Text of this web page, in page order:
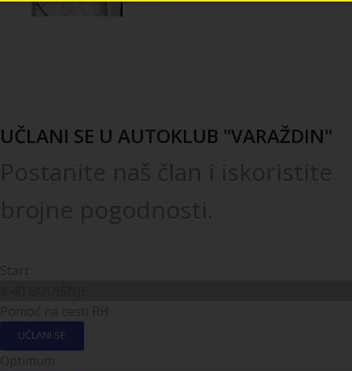
UČLANI SE U AUTOKLUB "VARAŽDIN"
UČLANI SE